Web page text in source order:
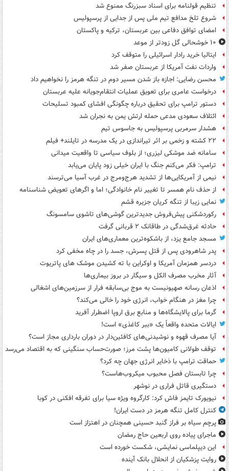
تنظیم قولنامه برای اسناد سبزرنگ ممنوع شد
شروع تلخ مدافع تیم ملی پس از جدایی از پرسپولیس
امضای توافق دفاعی بین عربستان، ترکیه و پاکستان
۱۰ خوشحالی گل زودتر از موعد
ایتالیا خرید رادار اسرائیلی را متوقف کرد
واردات نفت آمریکا از عربستان صفر شد
محسن رضایی: اجازه باز شدن مسیر دوم در تنگه هرمز را نخواهیم داد
درخواست عامری برای تعویق عملیات انتقام‌جویانه علیه عربستان
دستور ترامپ برای تحقیق درباره چگونگی افشای کمبود تسلیحات
ائتلاف سعودی مدعی حمله ارتش یمن به نجران شد
هشدار سرمربی پرسپولیس به جاسوس تیم
۲۲ کشته و زخمی بر اثر تیراندازی در یک مدرسه در تایلند+ فیلم
سامانه ضد موشکی لیزری؛ از بلوف سیاسی تا واقعیت میدانی
ترامپ: فکر می‌کنم جنگ با ایران خیلی زود پایان می‌یابد
نیمی از آمریکایی‌ها از تشدید هرج‌ومرج در غرب آسیا می‌ترسند
از حذف نام همسر تا تغییر نام خانوادگی؛ اما و اگرهای تعویض شناسنامه
نمایی زیبا از تنگه کریان جزیره قشم
رکوردشکنی پیش‌فروش جدیدترین گوشی‌های تاشوی سامسونگ
حادثه غرق‌شدگی در طاقانک ۲ قربانی گرفت
مسجد جامع یزد، از باشکوه‌ترین معماری‌های ایران
پدر شاهرودی پس از قتل پسرش، جسد را در چاه مخفی کرد
دردسر همزمان آمریکا و اوکراین با ته کشیدن موشک های پاتریوت
آثار مخرب مصرف الکل و سیگار در بروز بیماری‌ها
اذعان رسانه صهیونیست به موج بی‌سابقه فرار از سرزمین‌های اشغالی
چرا مغز در هنگام خواب، انرژی خود را خالی می‌کند؟
گرما برای پالایشگاه‌ها و منابع برق اروپا اضطرار آفرید
ایالات متحده واقعاً یک «ببر کاغذی» است!
آیا مصرف قهوه و نوشیدنی‌های کافئین‌دار در دوران بارداری مجاز است؟
توقف طولانی کامیون‌ها پشت مرز؛ صورت‌حساب سنگینی که به اقتصاد می‌رسد
حماقت ترامپ با ذخایر انرژی جهان چه کرد؟
چرا تابستان فصل محبوب میکروب‌هاست؟
دستگیری قاتل فراری در نوشهر
نیویورک تایمز فاش کرد: کارگروه ویژه سیا برای تفرقه افکنی در کوبا
کنترل کامل تنگه هرمز در دست ایران!
پرچم سیاه بر فراز گنبد حسینی همچنان در اهتزاز است
ماجرای پیاده روی اربعین حاج رمضان
این دیپلماسی نمایشی، شکست خورده است
روایت پزشکیان از انحلال بانک آینده